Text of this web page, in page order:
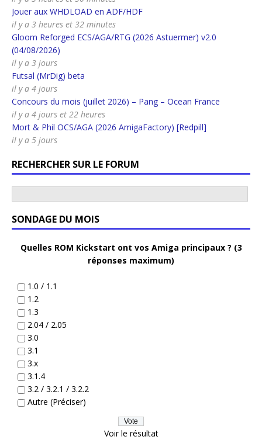
Jouer aux WHDLOAD en ADF/HDF
il y a 3 heures et 32 minutes
Gloom Reforged ECS/AGA/RTG (2026 Astuermer) v2.0
(04/08/2026)
il y a 3 jours
Futsal (MrDig) beta
il y a 4 jours
Concours du mois (juillet 2026) – Pang – Ocean France
il y a 4 jours et 22 heures
Mort & Phil OCS/AGA (2026 AmigaFactory) [Redpill]
il y a 5 jours
RECHERCHER SUR LE FORUM
SONDAGE DU MOIS
Quelles ROM Kickstart ont vos Amiga principaux ? (3
réponses maximum)
1.0 / 1.1
1.2
1.3
2.04 / 2.05
3.0
3.1
3.x
3.1.4
3.2 / 3.2.1 / 3.2.2
Autre (Préciser)
Voir le résultat